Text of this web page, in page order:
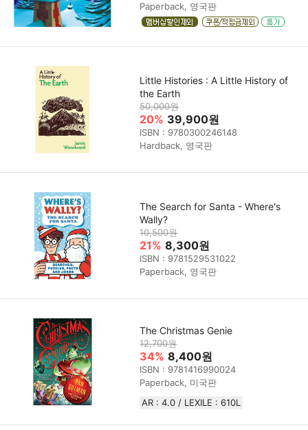
Paperback, 영국판
Little Histories : A Little History of
the Earth
50,000원
20% 39,900원
ISBN : 9780300246148
Hardback, 영국판
The Search for Santa - Where's
Wally?
10,500원
21% 8,300원
ISBN : 9781529531022
Paperback, 영국판
The Christmas Genie
12,700원
34% 8,400원
ISBN : 9781416990024
Paperback, 미국판
AR : 4.0 / LEXILE : 610L